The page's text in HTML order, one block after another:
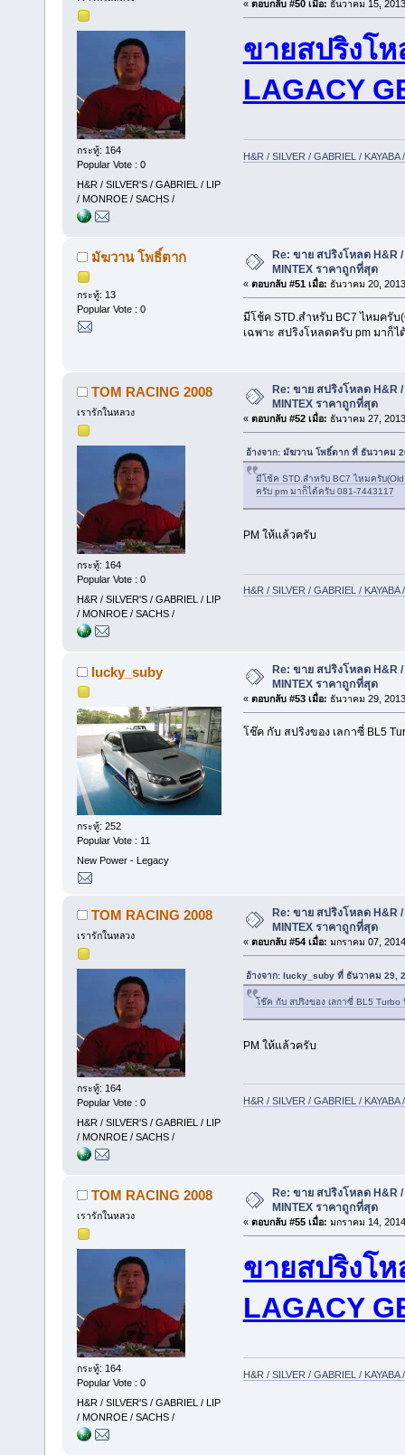
กระทู้: 164
Popular Vote : 0
H&R / SILVER'S / GABRIEL / LIP
/ MONROE / SACHS /
« ตอบกลับ #50 เมื่อ: ธันวาคม 15,
ขายสปริงโห
LAGACY
H&R / SILVER / GABRIEL / KAYABA
มัฆวาน โพธิ์ตาก
กระทู้: 13
Popular Vote : 0
Re: ขาย สปริงโหลด H&R /
MINTEX ราคาถูกที่สุด
« ตอบกลับ #51 เมื่อ: ธันวาคม 20,
มีโช้ค STD.สำหรับ BC7 ไหมครั
เฉพาะ สปริงโหลดครับ pm มาก็ไ
TOM RACING 2008
เรารักในหลวง
กระทู้: 164
Popular Vote : 0
H&R / SILVER'S / GABRIEL / LIP
/ MONROE / SACHS /
Re: ขาย สปริงโหลด H&R
MINTEX ราคาถูกที่สุด
« ตอบกลับ #52 เมื่อ: ธันวาคม 27,
อ้างจาก: มัฆวาน โพธิ์ตาก ที่ ธันวาคม
มีโช้ค STD.สำหรับ BC7 ไหมครับ
ครับ pm มาก็ได้ครับ 081-7443117
PM ให้แล้วครับ
H&R / SILVER / GABRIEL / KAYABA
lucky_suby
กระทู้: 252
Popular Vote : 11
New Power - Legacy
Re: ขาย สปริงโหลด H&R
MINTEX ราคาถูกที่สุด
« ตอบกลับ #53 เมื่อ: ธันวาคม 29,
โช๊ค กับ สปริงของ เลกาซี่ BL5
TOM RACING 2008
เรารักในหลวง
กระทู้: 164
Popular Vote : 0
H&R / SILVER'S / GABRIEL / LIP
/ MONROE / SACHS /
Re: ขาย สปริงโหลด H&R /
MINTEX ราคาถูกที่สุด
« ตอบกลับ #54 เมื่อ: มกราคม 07,
อ้างจาก: lucky_suby ที่ ธันวาคม 29,
โช๊ค กับ สปริงของ เลกาซี่ BL5
PM ให้แล้วครับ
H&R / SILVER / GABRIEL / KAYABA
TOM RACING 2008
เรารักในหลวง
กระทู้: 164
Popular Vote : 0
H&R / SILVER'S / GABRIEL / LIP
/ MONROE / SACHS /
Re: ขาย สปริงโหลด H&R /
MINTEX ราคาถูกที่สุด
« ตอบกลับ #55 เมื่อ: มกราคม 14,
ขายสปริงโห
LAGACY
H&R / SILVER / GABRIEL / KAYABA